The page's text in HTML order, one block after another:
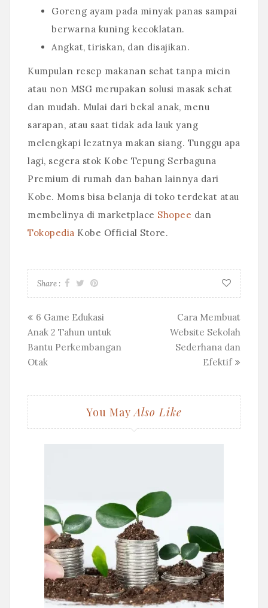
Goreng ayam pada minyak panas sampai
berwarna kuning kecoklatan.
Angkat, tiriskan, dan disajikan.
Kumpulan resep makanan sehat tanpa micin
atau non MSG merupakan solusi masak sehat
dan mudah. Mulai dari bekal anak, menu
sarapan, atau saat tidak ada lauk yang
melengkapi lezatnya makan siang. Tunggu apa
lagi, segera stok Kobe Tepung Serbaguna
Premium di rumah dan bahan lainnya dari
Kobe. Moms bisa belanja di toko terdekat atau
membelinya di marketplace Shopee dan
Tokopedia Kobe Official Store.
Share :
Posts
navigation
6 Game Edukasi
Anak 2 Tahun untuk
Bantu Perkembangan
Otak
Cara Membuat
Website Sekolah
Sederhana dan
Efektif
You MayAlso Like